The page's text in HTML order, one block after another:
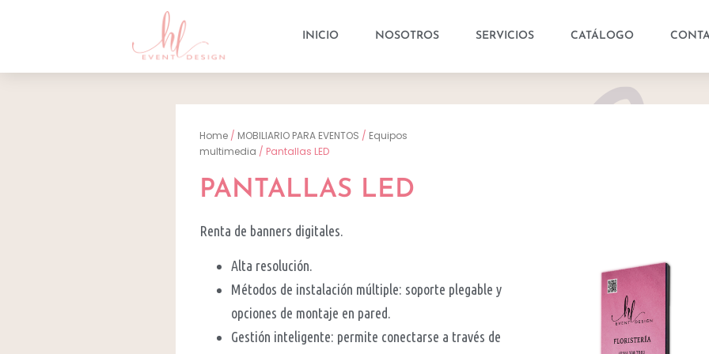
INICIO NOSOTROS SERVICIOS CATÁLOGO
Home / MOBILIARIO PARA EVENTOS / Equipos
multimedia / Pantallas LED
PANTALLAS LED
Renta de banners digitales.
Alta resolución.
Métodos de instalación múltiple: soporte plegable y
opciones de montaje en pared.
Gestión inteligente: permite conectarse a través de